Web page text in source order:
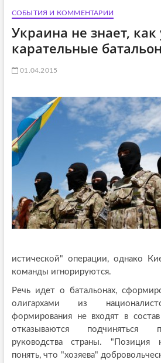
СОБЫТИЯ И КОММЕНТАРИИ
Украина не знает, как
карательные
01.04.2015
истической" операции, однако
команды игнорируются.
Речь идет о батальонах,
олигархами из
формирования не входят в
отказываются подчиняться
руководства страны. "Позиция
понять, что "хозяева"